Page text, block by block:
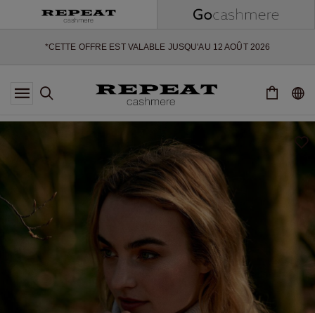
*CETTE OFFRE EST VALABLE JUSQU'AU 12 AOÛT 2026
*NON VALABLE SUR LIMITED EDITION
*EXCEPTIONS PEUVENT S'APPLIQUER
EXTRA 10% OFF SALE